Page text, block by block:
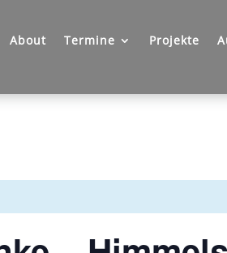
About Termine Projekte